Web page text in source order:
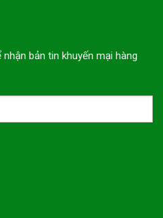
bản tin khuyến mại hàng